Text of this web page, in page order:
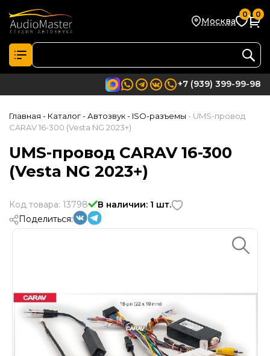
Москва
0 0
+7 (939) 399-99-98
Главная - Каталог- Автозвук- ISO-разъемы - UMS-провод
CARAV 16-300 (Vesta NG 2023+)
UMS-провод CARAV 16-300
(Vesta NG 2023+)
Код товара: 13798
В наличии: 1 шт.
Поделиться: